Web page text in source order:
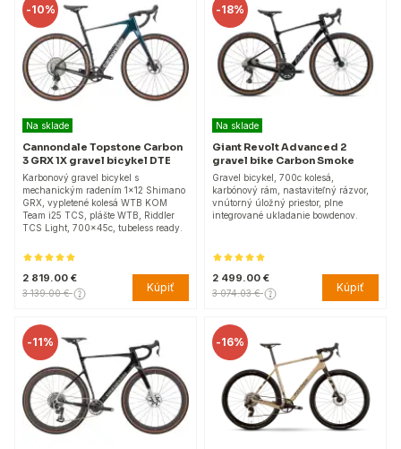
-10%
Na sklade
Cannondale Topstone Carbon
3 GRX 1X gravel bicykel DTE
Karbonový gravel bicykel s
mechanickým radením 1x12 Shimano
GRX, vypletené kolesá WTB KOM
Team i25 TCS, plášte WTB, Riddler
TCS Light, 700x45c, tubeless ready.
2 819.00 €
3 139.00 € Kúpiť
-18%
Na sklade
Giant Revolt Advanced 2
gravel bike Carbon Smoke
Gravel bicykel, 700c kolesá,
karbónový rám, nastaviteľný rázvor,
vnútorný úložný priestor, plne
integrované ukladanie bowdenov.
2 499.00 €
3 074.03 € Kúpiť
-11% -16%